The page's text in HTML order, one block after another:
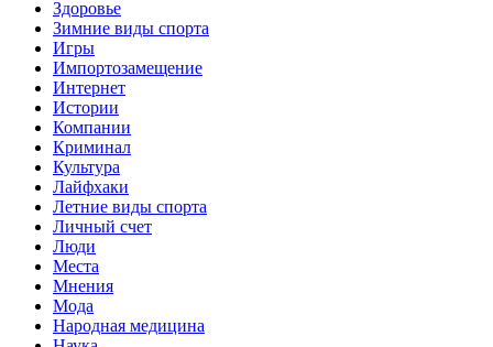
Здоровье
Зимние виды спорта
Игры
Импортозамещение
Интернет
Истории
Компании
Криминал
Культура
Лайфхаки
Летние виды спорта
Личный счет
Люди
Места
Мнения
Мода
Народная медицина